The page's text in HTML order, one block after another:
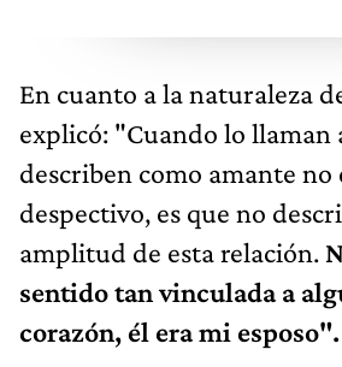
En cuanto a la naturaleza
explicó: "Cuando lo llaman
describen como amante no
despectivo, es que no
amplitud de esta relación.
sentido tan vinculada a
corazón, él era mi esposo".